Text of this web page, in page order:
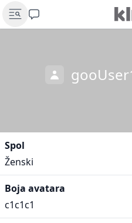
Spol
Ženski
Boja avatara
c1c1c1